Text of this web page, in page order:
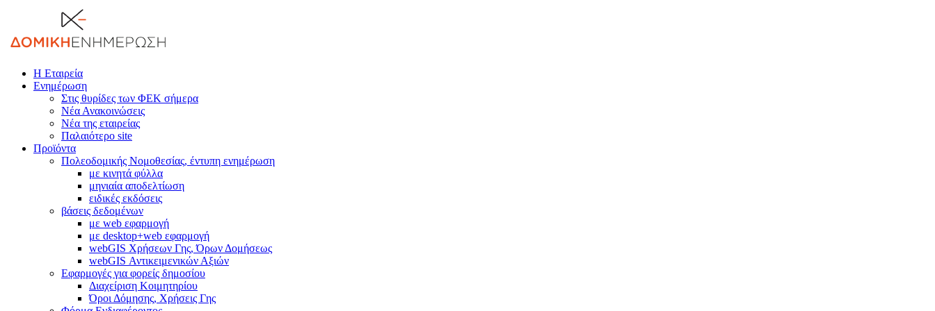
Η Εταιρεία
Ενημέρωση
Στις θυρίδες των ΦΕΚ σήμερα
Νέα Ανακοινώσεις
Νέα της εταιρείας
Παλαιότερο site
Προϊόντα
Πολεοδομικής Νομοθεσίας, έντυπη ενημέρωση
με κινητά φύλλα
μηνιαία αποδελτίωση
ειδικές εκδόσεις
βάσεις δεδομένων
με web εφαρμογή
με desktop+web εφαρμογή
webGIS Χρήσεων Γης, Όρων Δομήσεως
webGIS Αντικειμενικών Αξιών
Εφαρμογές για φορείς δημοσίου
Διαχείριση Κοιμητηρίου
Όροι Δόμησης, Χρήσεις Γης